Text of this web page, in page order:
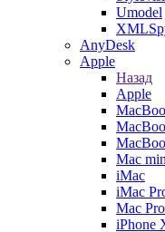
Umodel
AnyDesk
Apple
Назад
Apple
Mac
iMac
iMac
Mac Pro
iPhone